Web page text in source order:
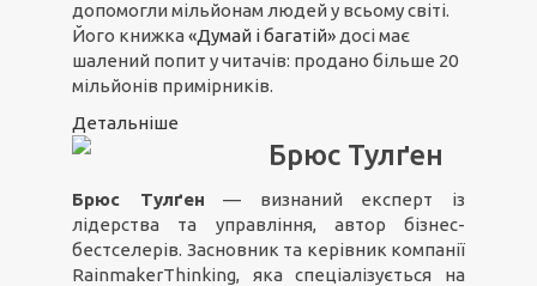
допомогли мільйонам людей у всьому світі.
Його книжка «Думай і багатій» досі має
шалений попит у читачів: продано більше 20
мільйонів примірників.
Детальніше
Брюс Тулґен
Брюс Тулґен — визнаний експерт із
лідерства та управління, автор бізнес-
бестселерів. Засновник та керівник компанії
RainmakerThinking, яка спеціалізується на